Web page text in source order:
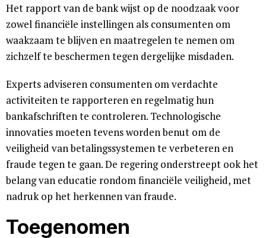
Het rapport van de bank wijst op de noodzaak voor
zowel financiële instellingen als consumenten om
waakzaam te blijven en maatregelen te nemen om
zichzelf te beschermen tegen dergelijke misdaden.
Experts adviseren consumenten om verdachte
activiteiten te rapporteren en regelmatig hun
bankafschriften te controleren. Technologische
innovaties moeten tevens worden benut om de
veiligheid van betalingssystemen te verbeteren en
fraude tegen te gaan. De regering onderstreept ook het
belang van educatie rondom financiële veiligheid, met
nadruk op het herkennen van fraude.
Toegenomen